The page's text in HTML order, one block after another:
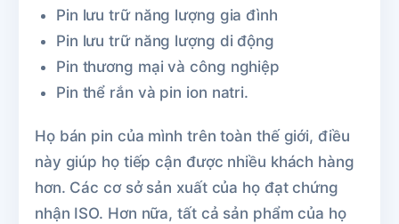
Pin lưu trữ năng lượng gia đình
Pin lưu trữ năng lượng di động
Pin thương mại và công nghiệp
Pin thể rắn và pin ion natri.
Họ bán pin của mình trên toàn thế giới, điều
này giúp họ tiếp cận được nhiều khách hàng
hơn. Các cơ sở sản xuất của họ đạt chứng
nhận ISO. Hơn nữa, tất cả sản phẩm của họ